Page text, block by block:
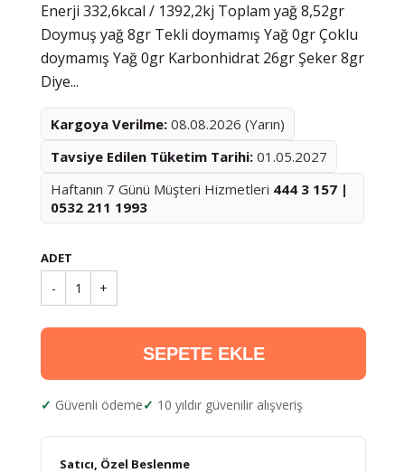
Enerji 332,6kcal / 1392,2kj Toplam yağ 8,52gr
Doymuş yağ 8gr Tekli doymamış Yağ 0gr Çoklu
doymamış Yağ 0gr Karbonhidrat 26gr Şeker 8gr
Diye...
Kargoya Verilme: 08.08.2026 (Yarın)
Tavsiye Edilen Tüketim Tarihi: 01.05.2027
Haftanın 7 Günü Müşteri Hizmetleri 444 3 157 |
0532 211 1993
ADET
- 1 +
SEPETE EKLE
Güvenli ödeme 10 yıldır güvenilir alışveriş
Satıcı, Özel Beslenme